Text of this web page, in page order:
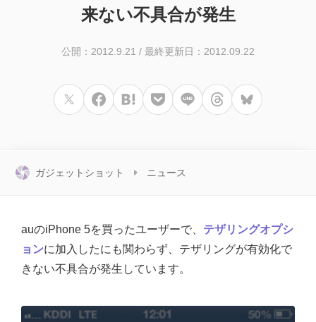
来ない不具合が発生
公開：2012.9.21 / 最終更新日：2012.09.22
ガジェットショット ニュース
auのiPhone 5を買ったユーザーで、 テザリングオプシ
ョンに加入したにも関わらず、テザリングが有効化で
きない不具合が発生しています。